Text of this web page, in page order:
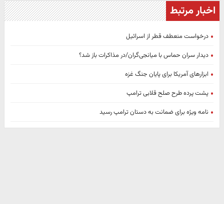
اخبار مرتبط
درخواست منعطف قطر از اسرائیل
دیدار سران حماس با میانجی‌گران/در مذاکرات باز شد؟
ابزارهای آمریکا برای پایان جنگ غزه
پشت پرده طرح صلح قلابی ترامپ
نامه ویژه برای ضمانت به دستان ترامپ رسید